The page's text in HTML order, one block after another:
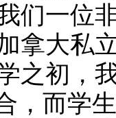
们一位
拿大私
之初，
，而学